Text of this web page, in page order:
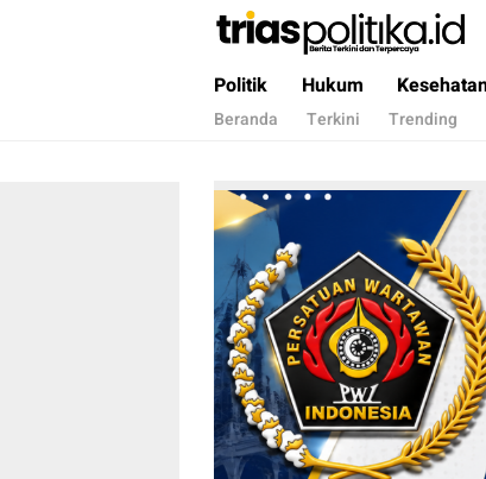
Berita Terkini & Terpercaya
Politik Hukum
Beranda Terkini Trending